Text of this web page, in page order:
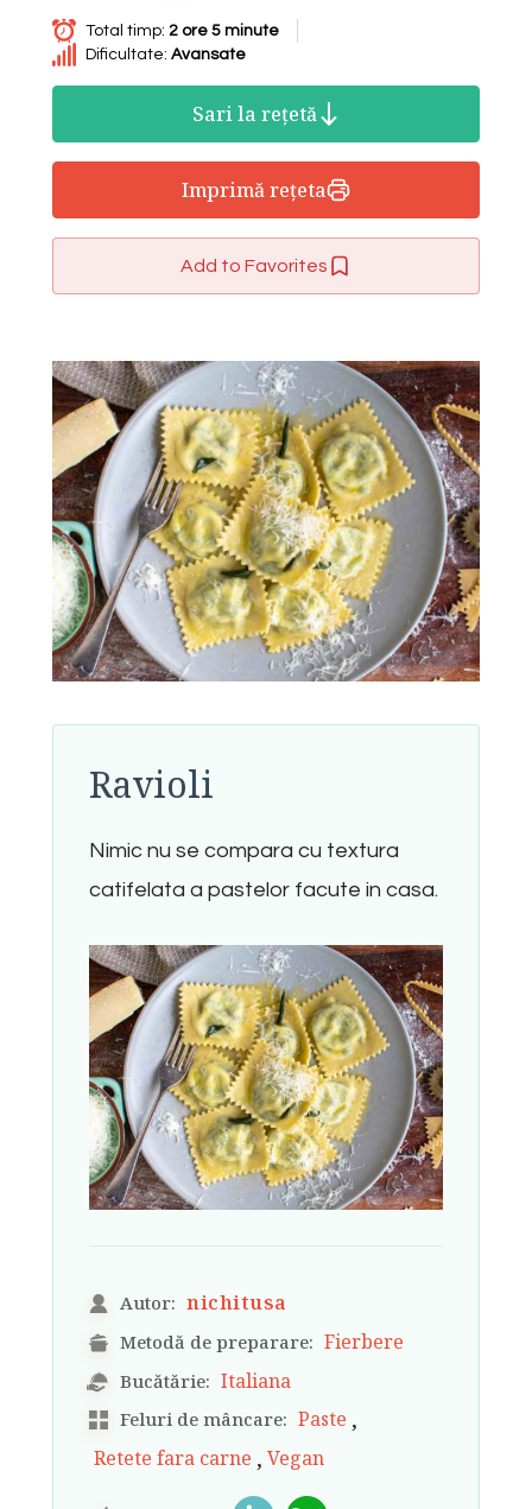
Total timp: 2 ore 5 minute
Dificultate: Avansate
Sari la rețetă
Imprimă rețeta
Add to Favorites
Ravioli
Nimic nu se compara cu textura
catifelata a pastelor facute in casa.
Autor: nichitusa
Metodă de preparare: Fierbere
Bucătărie: Italiana
Feluri de mâncare: Paste ,
Retete fara carne , Vegan